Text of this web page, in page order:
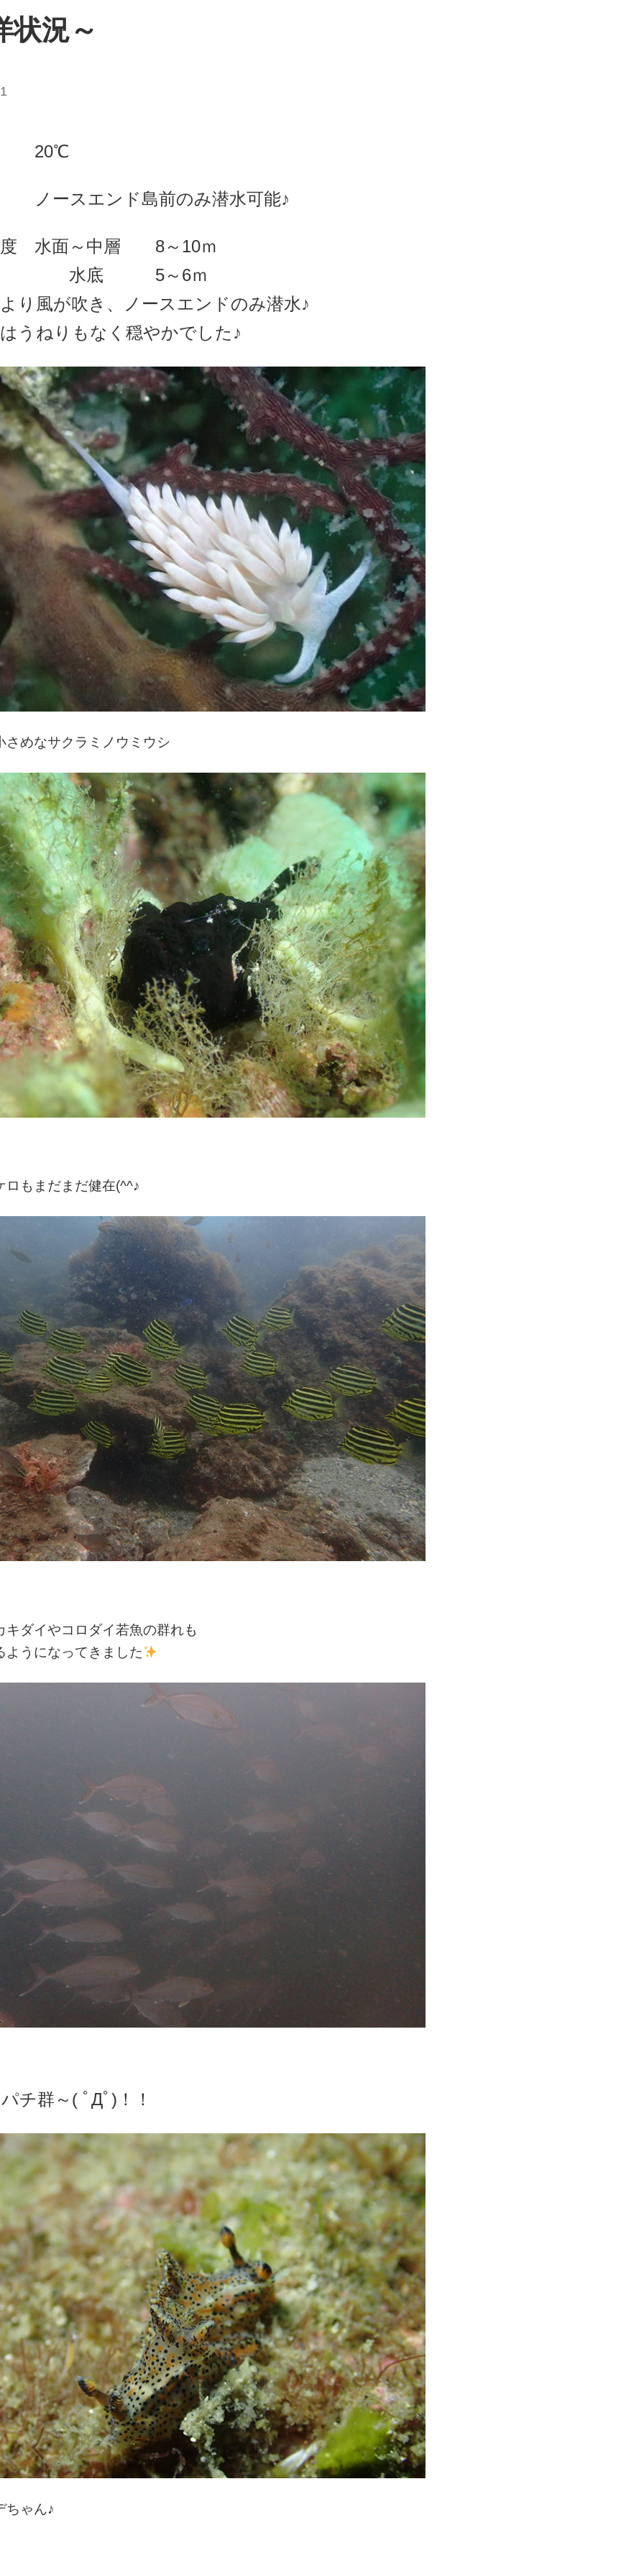
状況～
20℃
ノースエンド島前のみ潜水可能♪
度 水面～中層 8～10ｍ
底 5～6ｍ
り風が吹き、ノースエンドのみ潜水♪
うねりもなく穏やかでした♪
さめなサクラミノウミウシ
ロもまだまだ健在(^^♪
キダイやコロダイ若魚の群れも
ようになってきました
チ群～( ﾟДﾟ)！！
ちゃん♪